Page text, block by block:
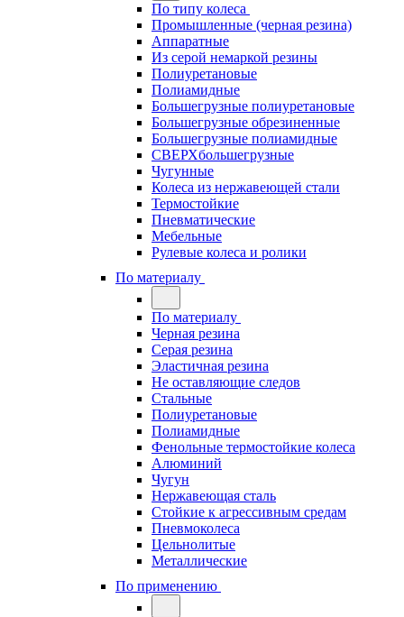
По типу колеса
Промышленные (черная резина)
Аппаратные
Из серой немаркой резины
Полиуретановые
Полиамидные
Большегрузные полиуретановые
Большегрузные обрезиненные
Большегрузные полиамидные
СВЕРХбольшегрузные
Чугунные
Колеса из нержавеющей стали
Термостойкие
Пневматические
Мебельные
Рулевые колеса и ролики
По материалу
По материалу
Черная резина
Серая резина
Эластичная резина
Не оставляющие следов
Стальные
Полиуретановые
Полиамидные
Фенольные термостойкие колеса
Алюминий
Чугун
Нержавеющая сталь
Стойкие к агрессивным средам
Пневмоколеса
Цельнолитые
Металлические
По применению